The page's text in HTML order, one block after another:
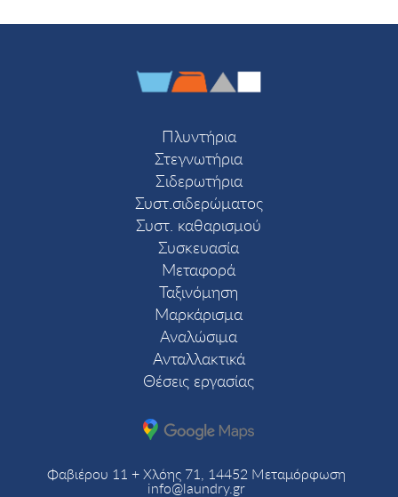
Πλυντήρια
Στεγνωτήρια
Σιδερωτήρια
Συστ.σιδερώματος
Συστ. καθαρισμού
Συσκευασία
Μεταφορά
Ταξινόμηση
Μαρκάρισμα
Αναλώσιμα
Ανταλλακτικά
Θέσεις εργασίας
Φαβιέρου 11 + Χλόης 71, 14452 Μεταμόρφωση
info@laundry.gr